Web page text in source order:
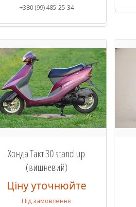
+380 (99) 485-25-34
Хонда Такт 30 stand up
(вишневий)
Ціну уточнюйте
Під замовлення